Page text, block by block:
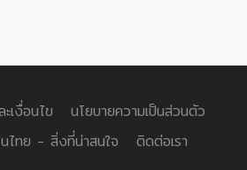
เงื่อนไข
นโยบายความเป็นส่วนตัว
ไทย - สิ่งที่น่าสนใจ
ติดต่อเรา